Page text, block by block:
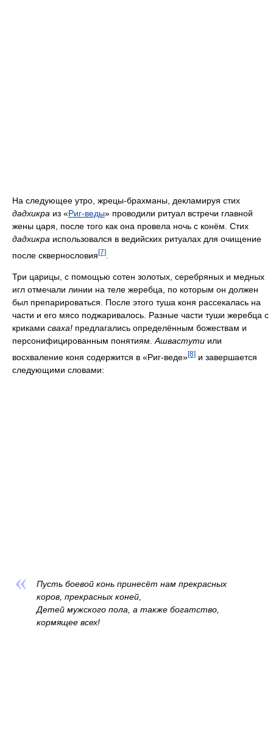
На следующее утро, жрецы-брахманы, декламируя стих
дадхикра из «Риг-веды» проводили ритуал встречи главной
жены царя, после того как она провела ночь с конём. Стих
дадхикра использовался в ведийских ритуалах для очищение
после сквернословия[7]
Три царицы, с помощью сотен золотых, серебряных и медных
игл отмечали линии на теле жеребца, по которым он должен
был препарироваться. После этого туша коня рассекалась на
части и его мясо поджаривалось. Разные части туши жеребца с
криками сваха! предлагались определённым божествам и
персонифицированным понятиям.Ашвастути или
восхваление коня содержится в «Риг-веде»[8] и завершается
следующими словами:
Пусть боевой конь принесёт нам прекрасных
коров, прекрасных коней,
Детей мужского пола, а также богатство,
кормящее всех!